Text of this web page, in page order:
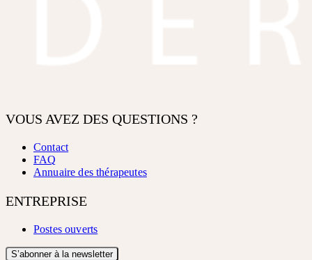
VOUS AVEZ DES QUESTIONS ?
Contact
FAQ
Annuaire des thérapeutes
ENTREPRISE
Postes ouverts
S’abonner à la newsletter